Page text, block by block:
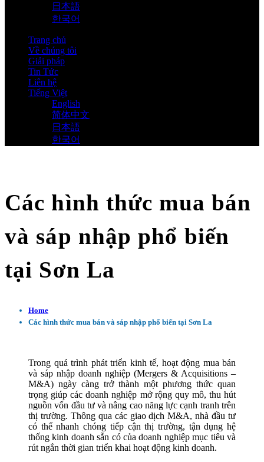
日本語
한국어
Trang chủ
Về chúng tôi
Giải pháp
Tin Tức
Liên hệ
Tiếng Việt
English
简体中文
日本語
한국어
Các hình thức mua bán
và sáp nhập phổ biến
tại Sơn La
Home
Các hình thức mua bán và sáp nhập phổ biến tại Sơn La
Trong quá trình phát triển kinh tế, hoạt động mua bán
và sáp nhập doanh nghiệp (Mergers & Acquisitions –
M&A) ngày càng trở thành một phương thức quan
trọng giúp các doanh nghiệp mở rộng quy mô, thu hút
nguồn vốn đầu tư và nâng cao năng lực cạnh tranh trên
thị trường. Thông qua các giao dịch M&A, nhà đầu tư
có thể nhanh chóng tiếp cận thị trường, tận dụng hệ
thống kinh doanh sẵn có của doanh nghiệp mục tiêu và
rút ngắn thời gian triển khai hoạt động kinh doanh.